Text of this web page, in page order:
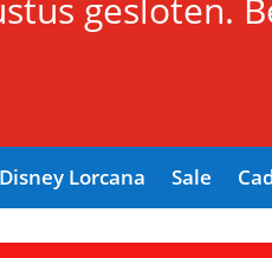
gesloten.
Disney Lorcana Sale